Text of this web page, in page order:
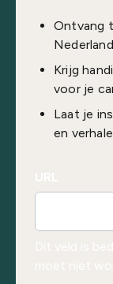
Ontvang
Nederland
Krijg
voor je
Laat je
en